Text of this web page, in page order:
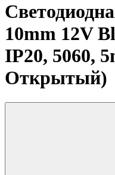
10mm 12V
IP20, 5060,
Открытый)